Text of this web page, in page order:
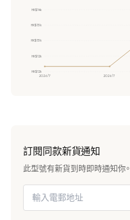
HK$12k
HK$12k
HK$13k
HK$13k
HK$14k
2026/7 2026/7
訂閱同款新貨通知
此型號有新貨到時即時通知你。